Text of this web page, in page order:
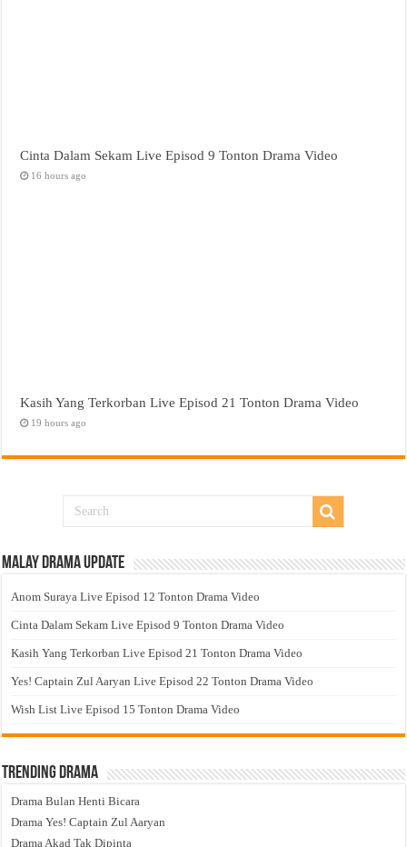
Cinta Dalam Sekam Live Episod 9 Tonton Drama Video
16 hours ago
Kasih Yang Terkorban Live Episod 21 Tonton Drama Video
19 hours ago
Malay Drama Update
Anom Suraya Live Episod 12 Tonton Drama Video
Cinta Dalam Sekam Live Episod 9 Tonton Drama Video
Kasih Yang Terkorban Live Episod 21 Tonton Drama Video
Yes! Captain Zul Aaryan Live Episod 22 Tonton Drama Video
Wish List Live Episod 15 Tonton Drama Video
Trending Drama
Drama Bulan Henti Bicara
Drama Yes! Captain Zul Aaryan
Drama Akad Tak Dipinta